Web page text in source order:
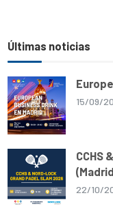
Últimas noticias
15/09/
CCHS
22/10/